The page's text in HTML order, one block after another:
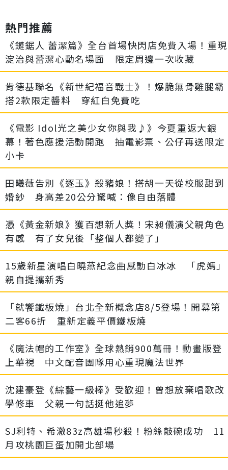
熱門推薦
《鏈鋸人 蕾潔篇》全台首場快閃店免費入場！重現
淀治與蕾潔心動名場面 限定周邊一次收藏
肯德基聯名《新世紀福音戰士》！爆脆無骨雞腿霸
搭2款限定醬料 穿紅白免費吃
《電影 Idol光之美少女你與我♪》今夏重返大銀
幕！著色應援活動開跑 抽電影票、公仔再送限定
小卡
田曦薇告別《逐玉》殺豬娘！搭胡一天從校服甜到
婚紗 身高差20公分驚喊：像自由落體
憑《黃金新娘》獲百想新人獎！宋昶儀演父親角色
有感 有了女兒後「整個人都變了」
15歲新星演唱白曉燕紀念曲感動白冰冰 「虎媽」
親自提攜新秀
「就饗鐵板燒」台北全新概念店8/5登場！開幕第
二客66折 重新定義平價鐵板燒
《魔法帽的工作室》全球熱銷900萬冊！動畫版登
上華視 中文配音團隊用心重現魔法世界
沈建豪登《綜藝一級棒》受歡迎！曾想放棄唱歌改
學修車 父親一句話挺他追夢
SJ利特、希澈83z高雄場秒殺！粉絲敲碗成功 11
月攻桃園巨蛋加開北部場